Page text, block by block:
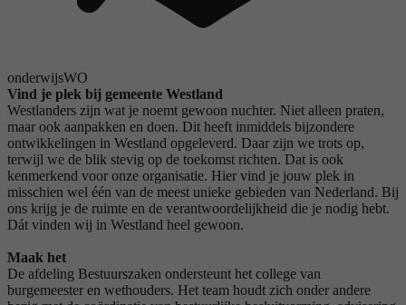
onderwijsWO
Vind je plek bij gemeente Westland
Westlanders zijn wat je noemt gewoon nuchter. Niet alleen praten,
maar ook aanpakken en doen. Dit heeft inmiddels bijzondere
ontwikkelingen in Westland opgeleverd. Daar zijn we trots op,
terwijl we de blik stevig op de toekomst richten. Dat is ook
kenmerkend voor onze organisatie. Hier vind je jouw plek in
misschien wel één van de meest unieke gebieden van Nederland. Bij
ons krijg je de ruimte en de verantwoordelijkheid die je nodig hebt.
Dát vinden wij in Westland heel gewoon.
Maak het
De afdeling Bestuurszaken ondersteunt het college van
burgemeester en wethouders. Het team houdt zich onder andere